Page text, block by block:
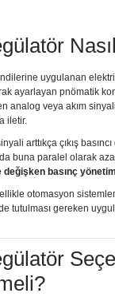
uygulanan
ayarlayan pnömatik
analog veya akım
iletir.
arttıkça çıkış
buna paralel olarak
değişken basınç
otomasyon
tutulması gereken